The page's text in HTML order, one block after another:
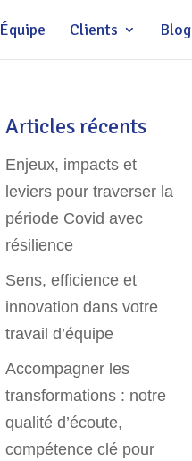
Équipe Clients Blog
Articles récents
Enjeux, impacts et
leviers pour traverser la
période Covid avec
résilience
Sens, efficience et
innovation dans votre
travail d’équipe
Accompagner les
transformations : notre
qualité d’écoute,
compétence clé pour